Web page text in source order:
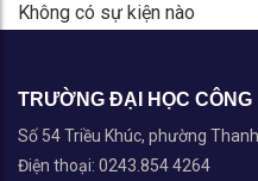
Không có sự kiện nào
TRƯỜNG ĐẠI HỌC CÔNG
Số 54 Triều Khúc, phường
Điện thoại: 0243.854 4264